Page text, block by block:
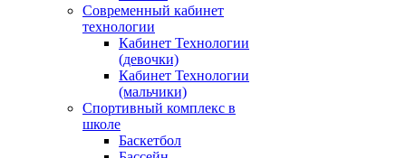
Современный кабинет
технологии
Кабинет Технологии
(девочки)
Кабинет Технологии
(мальчики)
Спортивный комплекс в
школе
Баскетбол